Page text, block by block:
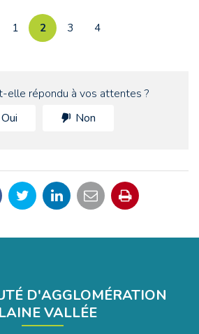
1 2 3 4
elle répondu à vos attentes ?
Oui
Non
Partager
Twitter
Partager
LinkedIn
Partager
email
Imprimer
page
D'AGGLOMÉRATION
VALLÉE